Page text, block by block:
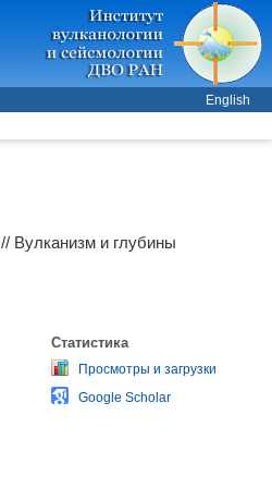
English
// Вулканизм и глубины
Статистика
Просмотры и загрузки
Google Scholar